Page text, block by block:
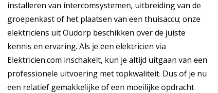
installeren van intercomsystemen, uitbreiding van de
groepenkast of het plaatsen van een thuisaccu; onze
elektriciens uit Oudorp beschikken over de juiste
kennis en ervaring. Als je een elektricien via
Elektricien.com inschakelt, kun je altijd uitgaan van een
professionele uitvoering met topkwaliteit. Dus of je nu
een relatief gemakkelijke of een moeilijke opdracht